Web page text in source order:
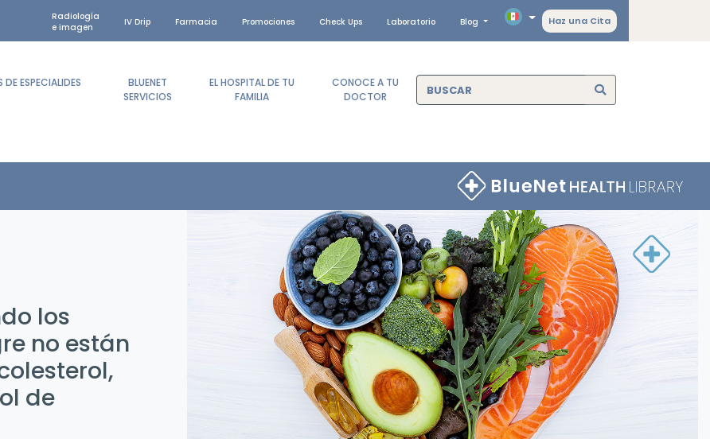
Radiología
e imagen
IV Drip Farmacia Promociones Check Ups Laboratorio Blog Haz una Cita
DE ESPECIALIDES
BLUENET
SERVICIOS
EL HOSPITAL DE TU
FAMILIA
CONOCE A TU
DOCTOR
los
no están
de